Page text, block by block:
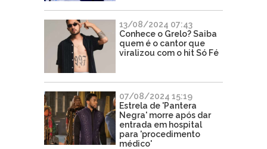
13/08/2024 07:43
Conhece o Grelo? Saiba
quem é o cantor que
viralizou com o hit Só Fé
07/08/2024 15:19
Estrela de 'Pantera
Negra' morre após dar
entrada em hospital
para 'procedimento
médico'